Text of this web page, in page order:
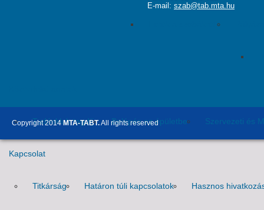
Tudósklub tagdíj Belépés az épületbe Szervezeti és
Kapcsolat
Titkárság Határon túli kapcsolatok Hasznos
E-mail: szab@tab.mta.hu
Copyright 2014MTA-TABT.All rights reserved